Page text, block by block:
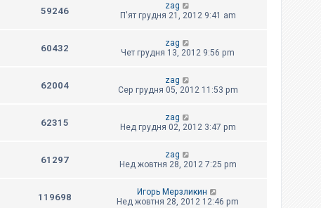
59246
zag
П'ят грудня 21, 2012 9:41 am
60432
zag
Чет грудня 13, 2012 9:56 pm
62004
zag
Сер грудня 05, 2012 11:53 pm
62315
zag
Нед грудня 02, 2012 3:47 pm
61297
zag
Нед жовтня 28, 2012 7:25 pm
119698
Игорь Мерзликин
Нед жовтня 28, 2012 12:46 pm